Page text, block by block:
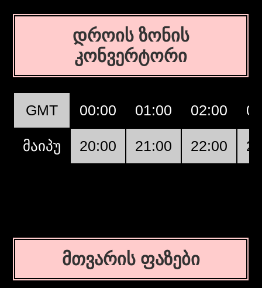
დროის ზონის
კონვერტორი
GMT 00:00 01:00 02:00
მაიპუ 20:00 21:00 22:00
მთვარის ფაზები